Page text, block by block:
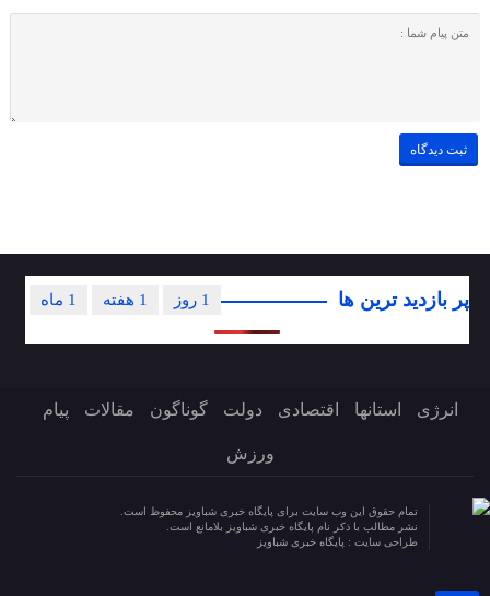
پر بازدید ترین ها 1 ماه 1 هفته 1 روز
انرژی استانها اقتصادی دولت گوناگون مقالات پیام
ورزش
تمام حقوق این وب سایت برای پایگاه خبری شباویز محفوظ است.
نشر مطالب با ذکر نام پایگاه خبری شباویز بلامانع است.
طراحی سایت : پایگاه خبری شباویز